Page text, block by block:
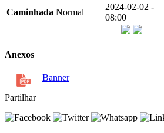
Caminhada Normal
2024-02-02 -
08:00
Anexos
Banner
Partilhar